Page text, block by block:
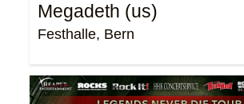
Megadeth (us)
Festhalle, Bern